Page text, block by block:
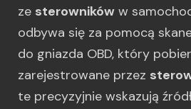
ze sterowników w
odbywa się za pomocą
do gniazda OBD, który
zarejestrowane przez
te precyzyjnie wskazują